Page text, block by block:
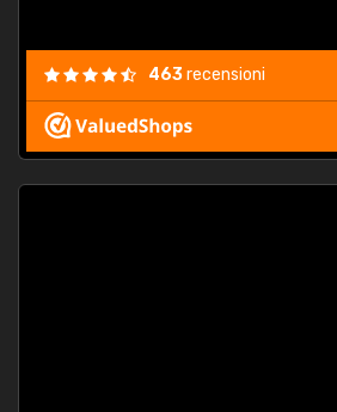
463recensioni